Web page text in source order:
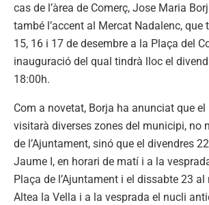
cas de l’àrea de Comerç, Jose Maria
també l’accent al Mercat Nadalenc, que
15, 16 i 17 de desembre a la Plaça del
inauguració del qual tindrà lloc el
18:00h.
Com a novetat, Borja ha anunciat que el
visitarà diverses zones del municipi, no
de l’Ajuntament, sinó que el divendres
Jaume I, en horari de matí i a la
Plaça de l’Ajuntament i el dissabte 23
Altea la Vella i a la vesprada el nucli